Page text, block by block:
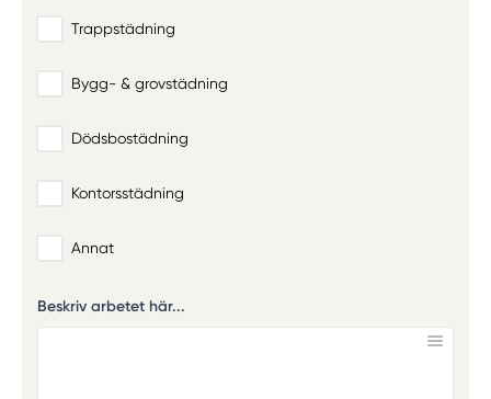
Trappstädning
Bygg- & grovstädning
Dödsbostädning
Kontorsstädning
Annat
Beskriv arbetet här...